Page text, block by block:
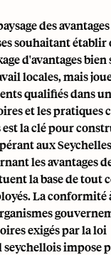
des
souhaitant établir
d'avantages
locales, mais
qualifiés dans
et les pratiques
la clé pour
aux
les avantages
la base de tout
La conformité
exigés par la loi
impose